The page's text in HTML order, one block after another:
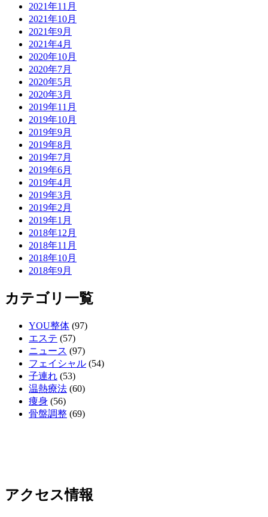
2021年11月
2021年10月
2021年9月
2021年4月
2020年10月
2020年7月
2020年5月
2020年3月
2019年11月
2019年10月
2019年9月
2019年8月
2019年7月
2019年6月
2019年4月
2019年3月
2019年2月
2019年1月
2018年12月
2018年11月
2018年10月
2018年9月
カテゴリ一覧
YOU整体 (97)
エステ (57)
ニュース (97)
フェイシャル (54)
子連れ (53)
温熱療法 (60)
痩身 (56)
骨盤調整 (69)
アクセス情報